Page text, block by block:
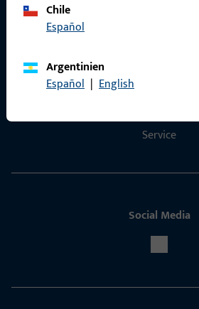
Chile
Español
Argentinien
Español | English
Kontakt aufnehmen
Service
Social Media